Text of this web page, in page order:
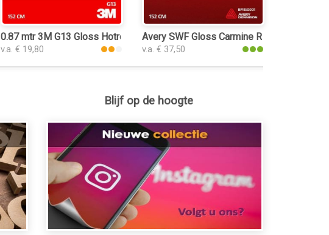
0.87 mtr 3M G13 Gloss Hotrod Red
v.a. € 19,80
Avery SWF Gloss Carmine Red folie
v.a. € 37,50
Blijf op de hoogte